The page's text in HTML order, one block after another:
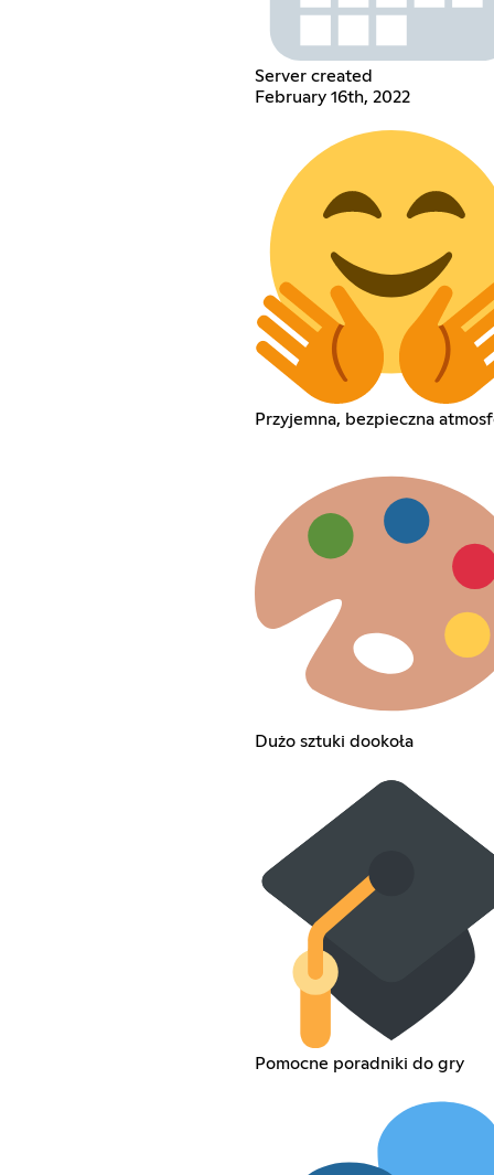
Server created
February 16th, 2022
Przyjemna, bezpieczna
Dużo sztuki dookoła
Pomocne poradniki do gry